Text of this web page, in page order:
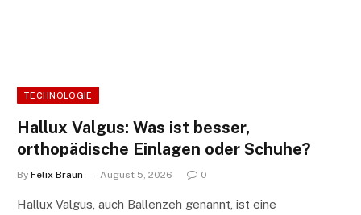
TECHNOLOGIE
Hallux Valgus: Was ist besser,
orthopädische Einlagen oder Schuhe?
By Felix Braun August 5, 2026 0
Hallux Valgus, auch Ballenzeh genannt, ist eine